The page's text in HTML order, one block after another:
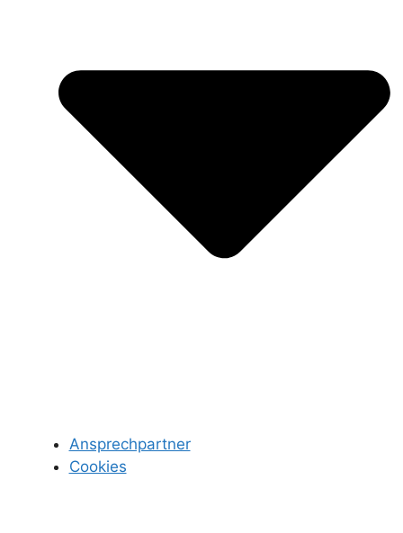
Ansprechpartner
Cookies